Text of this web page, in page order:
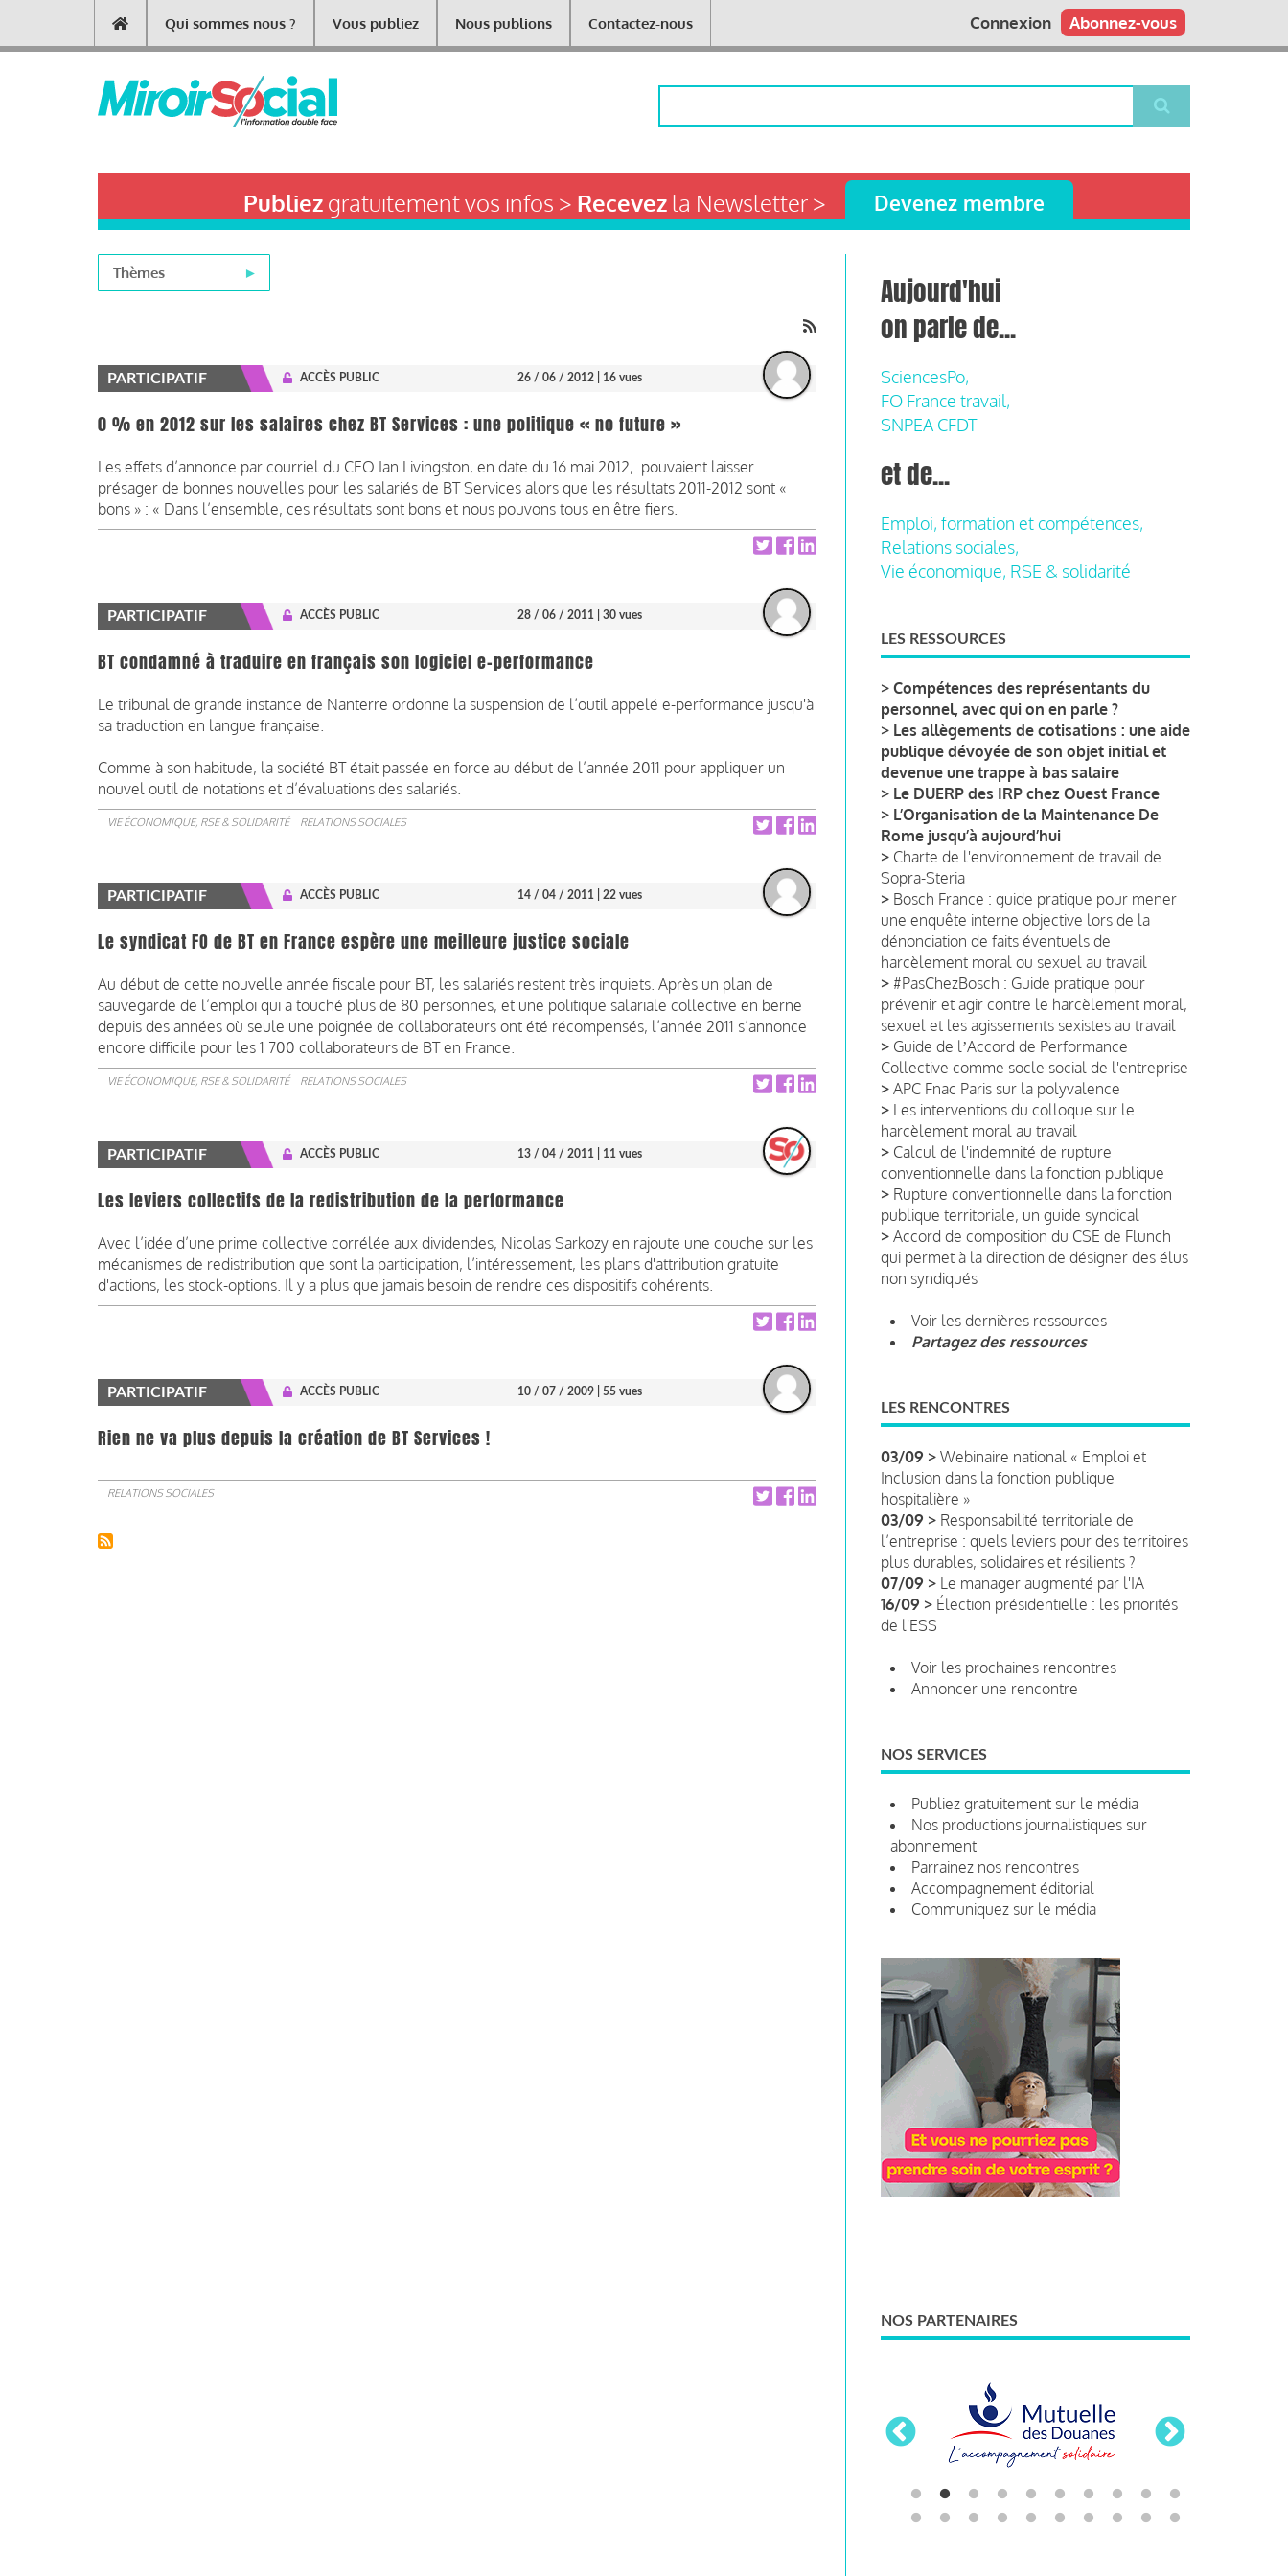
contenu
Main
navigation
Qui sommes nous ? Vous publiez Nous publions Contactez-nous Abonnez-vous
Connexion
Publiezgratuitement vos infos > Recevezla Newsletter > Devenez membre
Thèmes
PARTICIPATIF ACCÈS PUBLIC 26 / 06 / 2012 | 16 vues
0 % en 2012 sur les salaires chez BT Services : une politique « no future »
­Les effets d’annonce par courriel du CEO Ian Livingston, en date du 16 mai 2012, pouvaient laisser
présager de bonnes nouvelles pour les salariés de BT Services alors que les résultats 2011-2012 sont «
bons » : « Dans l’ensemble, ces résultats sont bons et nous pouvons tous en être fiers.
PARTICIPATIF ACCÈS PUBLIC 28 / 06 / 2011 | 30 vues
BT condamné à traduire en français son logiciel e-performance
Le tribunal de grande instance de Nanterre ordonne la suspension de l’outil appelé e-performance jusqu'à
sa traduction en langue française.
Comme à son habitude, la société BT était passée en force au début de l’année 2011 pour appliquer un
nouvel outil de notations et d’évaluations des salariés.
VIE ÉCONOMIQUE, RSE & SOLIDARITÉ RELATIONS SOCIALES
PARTICIPATIF ACCÈS PUBLIC 14 / 04 / 2011 | 22 vues
Le syndicat FO de BT en France espère une meilleure justice sociale
Au début de cette nouvelle année fiscale pour BT, les salariés restent très inquiets. Après un plan de
sauvegarde de l’emploi qui a touché plus de 80 personnes, et une politique salariale collective en berne
depuis des années où seule une poignée de collaborateurs ont été récompensés, l’année 2011 s’annonce
encore difficile pour les 1 700 collaborateurs de BT en France.
VIE ÉCONOMIQUE, RSE & SOLIDARITÉ RELATIONS SOCIALES
PARTICIPATIF ACCÈS PUBLIC 13 / 04 / 2011 | 11 vues
Les leviers collectifs de la redistribution de la performance
Avec l’idée d’une prime collective corrélée aux dividendes, Nicolas Sarkozy en rajoute une couche sur les
mécanismes de redistribution que sont la participation, l’intéressement, les plans d'attribution gratuite
d'actions, les stock-options. Il y a plus que jamais besoin de rendre ces dispositifs cohérents.
PARTICIPATIF ACCÈS PUBLIC 10 / 07 / 2009 | 55 vues
Rien ne va plus depuis la création de BT Services !
RELATIONS SOCIALES
Aujourd'hui
on parle de...
SciencesPo,
FO France travail,
SNPEA CFDT
et de...
Emploi, formation et compétences,
Relations sociales,
Vie économique, RSE & solidarité
LES RESSOURCES
> Compétences des représentants du
personnel, avec qui on en parle ?
> Les allègements de cotisations : une aide
publique dévoyée de son objet initial et
devenue une trappe à bas salaire
> Le DUERP des IRP chez Ouest France
> L’Organisation de la Maintenance De
Rome jusqu’à aujourd’hui
> Charte de l'environnement de travail de
Sopra-Steria
> Bosch France : guide pratique pour mener
une enquête interne objective lors de la
dénonciation de faits éventuels de
harcèlement moral ou sexuel au travail
> #PasChezBosch : Guide pratique pour
prévenir et agir contre le harcèlement moral,
sexuel et les agissements sexistes au travail
> Guide de lʼAccord de Performance
Collective comme socle social de l'entreprise
> APC Fnac Paris sur la polyvalence
> Les interventions du colloque sur le
harcèlement moral au travail
> Calcul de l'indemnité de rupture
conventionnelle dans la fonction publique
> Rupture conventionnelle dans la fonction
publique territoriale, un guide syndical
> Accord de composition du CSE de Flunch
qui permet à la direction de désigner des élus
non syndiqués
Voir les dernières ressources
Partagez des ressources
LES RENCONTRES
03/09 > Webinaire national « Emploi et
Inclusion dans la fonction publique
hospitalière »
03/09 > Responsabilité territoriale de
l’entreprise : quels leviers pour des territoires
plus durables, solidaires et résilients ?
07/09 > Le manager augmenté par l'IA
16/09 > Élection présidentielle : les priorités
de l'ESS
Voir les prochaines rencontres
Annoncer une rencontre
NOS SERVICES
Publiez gratuitement sur le média
Nos productions journalistiques sur
abonnement
Parrainez nos rencontres
Accompagnement éditorial
Communiquez sur le média
NOS PARTENAIRES